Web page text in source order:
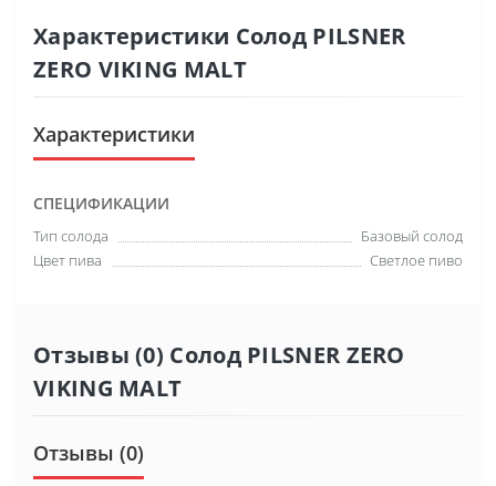
Характеристики Солод PILSNER
ZERO VIKING MALT
Характеристики
СПЕЦИФИКАЦИИ
Тип солода
Базовый солод
Цвет пива
Светлое пиво
Отзывы (0) Солод PILSNER ZERO
VIKING MALT
Отзывы (0)